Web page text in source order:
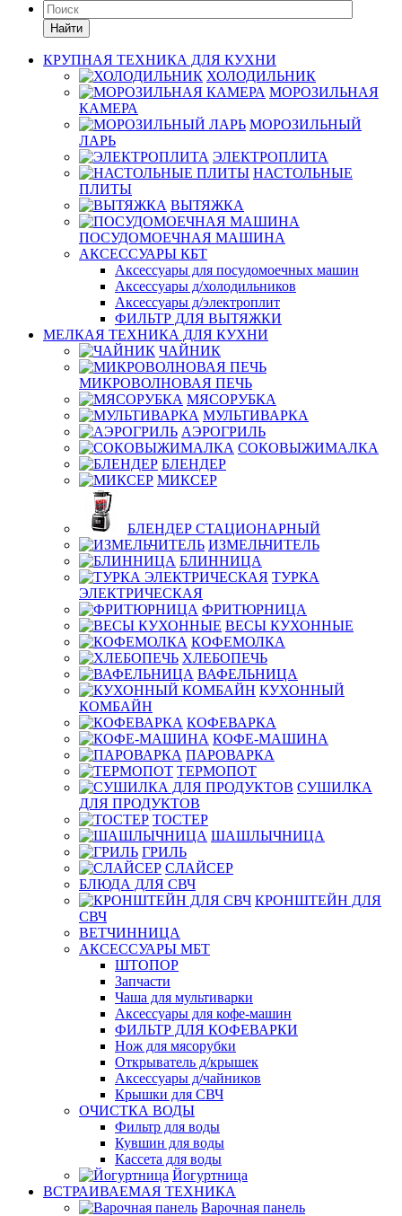
Найти
КРУПНАЯ ТЕХНИКА ДЛЯ КУХНИ
ХОЛОДИЛЬНИК
МОРОЗИЛЬНАЯ
КАМЕРА
МОРОЗИЛЬНЫЙ
ЛАРЬ
ЭЛЕКТРОПЛИТА
НАСТОЛЬНЫЕ
ПЛИТЫ
ВЫТЯЖКА
ПОСУДОМОЕЧНАЯ МАШИНА
АКСЕССУАРЫ КБТ
Аксессуары для посудомоечных машин
Аксессуары д/холодильников
Аксессуары д/электроплит
ФИЛЬТР ДЛЯ ВЫТЯЖКИ
МЕЛКАЯ ТЕХНИКА ДЛЯ КУХНИ
ЧАЙНИК
МИКРОВОЛНОВАЯ ПЕЧЬ
МЯСОРУБКА
МУЛЬТИВАРКА
АЭРОГРИЛЬ
СОКОВЫЖИМАЛКА
БЛЕНДЕР
МИКСЕР
БЛЕНДЕР СТАЦИОНАРНЫЙ
ИЗМЕЛЬЧИТЕЛЬ
БЛИННИЦА
ТУРКА
ЭЛЕКТРИЧЕСКАЯ
ФРИТЮРНИЦА
ВЕСЫ КУХОННЫЕ
КОФЕМОЛКА
ХЛЕБОПЕЧЬ
ВАФЕЛЬНИЦА
КУХОННЫЙ
КОМБАЙН
КОФЕВАРКА
КОФЕ-МАШИНА
ПАРОВАРКА
ТЕРМОПОТ
СУШИЛКА
ДЛЯ ПРОДУКТОВ
ТОСТЕР
ШАШЛЫЧНИЦА
ГРИЛЬ
СЛАЙСЕР
БЛЮДА ДЛЯ СВЧ
КРОНШТЕЙН ДЛЯ
СВЧ
ВЕТЧИННИЦА
АКСЕССУАРЫ МБТ
ШТОПОР
Запчасти
Чаша для мультиварки
Аксессуары для кофе-машин
ФИЛЬТР ДЛЯ КОФЕВАРКИ
Нож для мясорубки
Открыватель д/крышек
Аксессуары д/чайников
Крышки для СВЧ
ОЧИСТКА ВОДЫ
Фильтр для воды
Кувшин для воды
Кассета для воды
Йогуртница
ВСТРАИВАЕМАЯ ТЕХНИКА
Варочная панель